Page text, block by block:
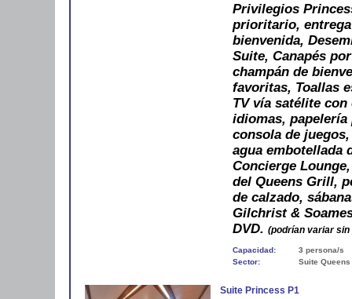
Privilegios
prioritario,
bienvenida,
Suite, Canapés
champán de
favoritas, Toallas
TV vía satélite
idiomas, papelería
consola de
agua embotellada
Concierge
del Queens Grill,
de calzado,
Gilchrist &
DVD. (podrían variar
Capacidad:
3 persona/s
Sector:
Suite Queens
Suite Princess P1